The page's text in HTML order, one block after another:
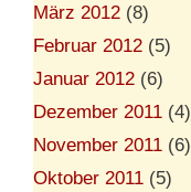
März 2012 (8)
Februar 2012 (5)
Januar 2012 (6)
Dezember 2011 (4)
November 2011 (6)
Oktober 2011 (5)